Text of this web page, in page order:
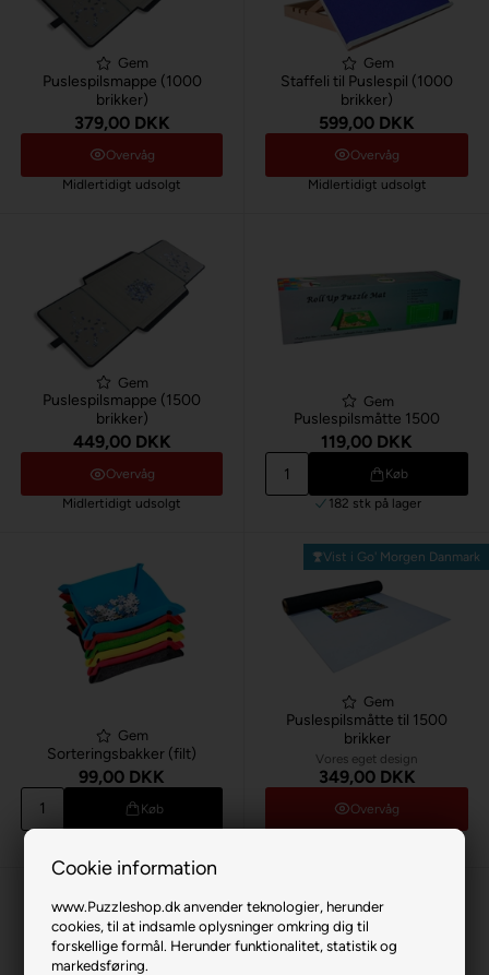
Cookie information
www.Puzzleshop.dk anvender teknologier, herunder
cookies, til at indsamle oplysninger omkring dig til
forskellige formål. Herunder funktionalitet, statistik og
markedsføring.
Gem
Puslespilsmappe (1000
brikker)
379,00 DKK
Overvåg
Midlertidigt udsolgt
Gem
Staffeli til Puslespil (1000
brikker)
599,00 DKK
Overvåg
Midlertidigt udsolgt
Gem
Puslespilsmappe (1500
brikker)
449,00 DKK
Overvåg
Midlertidigt udsolgt
Gem
Puslespilsmåtte 1500
119,00 DKK
Køb
182 stk på lager
Gem
Sorteringsbakker (filt)
99,00 DKK
Køb
Vist i Go' Morgen Danmark
Gem
Puslespilsmåtte til 1500
brikker
Vores eget design
349,00 DKK
Overvåg